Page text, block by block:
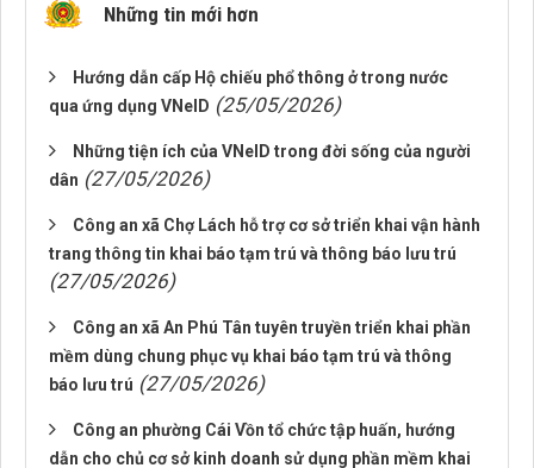
Những tin mới hơn
Hướng dẫn cấp Hộ chiếu phổ thông ở trong nước
qua ứng dụng VNeID (25/05/2026)
Những tiện ích của VNeID trong đời sống của người
dân (27/05/2026)
Công an xã Chợ Lách hỗ trợ cơ sở triển khai vận hành
trang thông tin khai báo tạm trú và thông báo lưu trú
(27/05/2026)
Công an xã An Phú Tân tuyên truyền triển khai phần
mềm dùng chung phục vụ khai báo tạm trú và thông
báo lưu trú (27/05/2026)
Công an phường Cái Vồn tổ chức tập huấn, hướng
dẫn cho chủ cơ sở kinh doanh sử dụng phần mềm khai